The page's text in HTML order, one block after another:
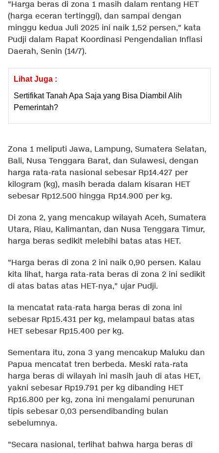
"Harga beras di zona 1 masih dalam rentang HET
(harga eceran tertinggi), dan sampai dengan
minggu kedua Juli 2025 ini naik 1,52 persen," kata
Pudji dalam Rapat Koordinasi Pengendalian Inflasi
Daerah, Senin (14/7).
Lihat Juga :
Sertifikat Tanah Apa Saja yang Bisa Diambil Alih
Pemerintah?
Zona 1 meliputi Jawa, Lampung, Sumatera Selatan,
Bali, Nusa Tenggara Barat, dan Sulawesi, dengan
harga rata-rata nasional sebesar Rp14.427 per
kilogram (kg), masih berada dalam kisaran HET
sebesar Rp12.500 hingga Rp14.900 per kg.
Di zona 2, yang mencakup wilayah Aceh, Sumatera
Utara, Riau, Kalimantan, dan Nusa Tenggara Timur,
harga beras sedikit melebihi batas atas HET.
"Harga beras di zona 2 ini naik 0,90 persen. Kalau
kita lihat, harga rata-rata beras di zona 2 ini sedikit
di atas batas atas HET-nya," ujar Pudji.
Ia mencatat rata-rata harga beras di zona ini
sebesar Rp15.431 per kg, melampaui batas atas
HET sebesar Rp15.400 per kg.
Sementara itu, zona 3 yang mencakup Maluku dan
Papua mencatat tren berbeda. Meski rata-rata
harga beras di wilayah ini masih jauh di atas HET,
yakni sebesar Rp19.791 per kg dibanding HET
Rp16.800 per kg, zona ini mengalami penurunan
tipis sebesar 0,03 persendibanding bulan
sebelumnya.
"Secara nasional, terlihat bahwa harga beras di